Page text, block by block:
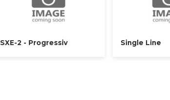
SXE-2 - Progressiv Single Line